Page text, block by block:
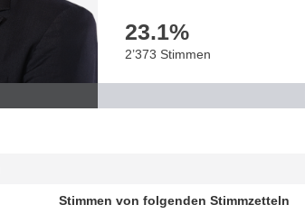
23.1%
2’373 Stimmen
Stimmen von folgenden Stimmzetteln